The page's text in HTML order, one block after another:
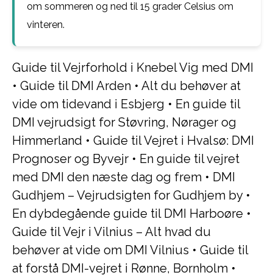
om sommeren og ned til 15 grader Celsius om
vinteren.
Guide til Vejrforhold i Knebel Vig med DMI
• Guide til DMI Arden • Alt du behøver at
vide om tidevand i Esbjerg • En guide til
DMI vejrudsigt for Støvring, Nørager og
Himmerland • Guide til Vejret i Hvalsø: DMI
Prognoser og Byvejr • En guide til vejret
med DMI den næste dag og frem • DMI
Gudhjem – Vejrudsigten for Gudhjem by•
En dybdegående guide til DMI Harboøre •
Guide til Vejr i Vilnius – Alt hvad du
behøver at vide om DMI Vilnius • Guide til
at forstå DMI-vejret i Rønne, Bornholm •